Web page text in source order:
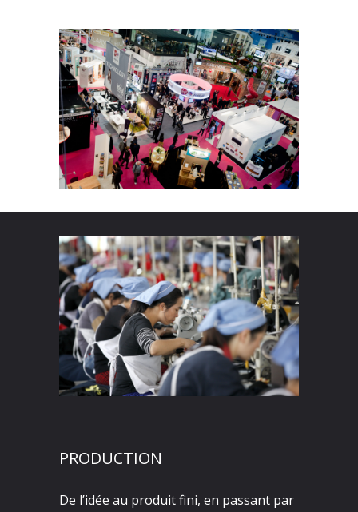
PRODUCTION
De l’idée au produit fini, en passant par